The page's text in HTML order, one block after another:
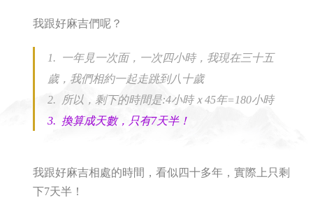
我跟好麻吉們呢？
1. 一年見一次面，一次四小時，我現在三十五
歲，我們相約一起走跳到八十歲
2. 所以，剩下的時間是:4小時ｘ45年=180小時
3. 換算成天數，只有7天半！
我跟好麻吉相處的時間，看似四十多年，實際上只剩
下7天半！